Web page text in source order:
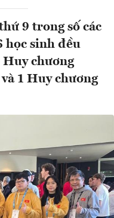
9 trong số các
học sinh đều
Huy chương
1 Huy chương